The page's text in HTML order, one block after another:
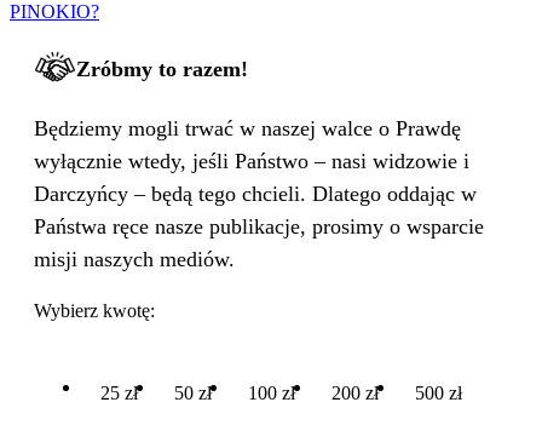
PINOKIO?
Zróbmy to razem!
Będziemy mogli trwać w naszej walce o Prawdę
wyłącznie wtedy, jeśli Państwo – nasi widzowie i
Darczyńcy – będą tego chcieli. Dlatego oddając w
Państwa ręce nasze publikacje, prosimy o wsparcie
misji naszych mediów.
Wybierz kwotę:
25 zł 50 zł 100 zł 200 zł 500 zł